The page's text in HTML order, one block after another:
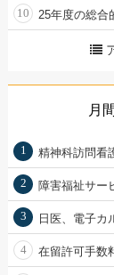
10 25年度の総
月
1 精神科訪問看
2 障害福祉サー
3 日医、電子カ
4 在留許可手数